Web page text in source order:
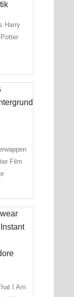
Harry
Film
I Am